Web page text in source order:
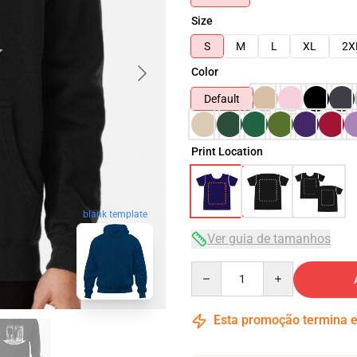
blank template
Size
S
M L XL
Color
Default
Print Location
Ver guia de tamanhos
Esta promoção termina